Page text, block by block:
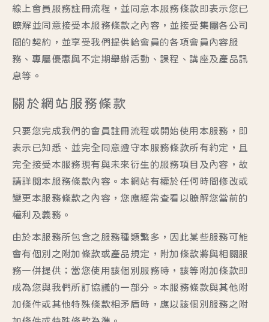
線上會員服務註冊流程，並同意本服務條款即表示您已
瞭解並同意接受本服務條款之內容，並接受集團各公司
間的契約，並享受我們提供給會員的各項會員內容服
務、專屬優惠與不定期舉辦活動、課程、講座及產品訊
息等。
關於網站服務條款
只要您完成我們的會員註冊流程或開始使用本服務，即
表示已知悉、並完全同意遵守本服務條款所有約定，且
完全接受本服務現有與未來衍生的服務項目及內容，故
請詳閱本服務條款內容。本網站有權於任何時間修改或
變更本服務條款之內容，您應經常查看以瞭解您當前的
權利及義務。
由於本服務所包含之服務種類繁多，因此某些服務可能
會有個別之附加條款或產品規定，附加條款將與相關服
務一併提供；當您使用該個別服務時，該等附加條款即
成為您與我們所訂協議的一部分。本服務條款與其他附
加條件或其他特殊條款相矛盾時，應以該個別服務之附